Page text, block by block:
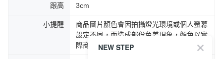
跟高 3cm
小提醒
商品圖片顏色會因拍攝燈光環境或個人螢幕
設定不同，而造成部份色差現象，顏色以實
際商品為主。
NEW STEP